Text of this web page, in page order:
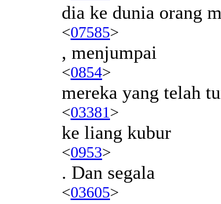
dia ke dunia orang
<07585>
, menjumpai
<0854>
mereka yang telah
<03381>
ke liang kubur
<0953>
. Dan segala
<03605>